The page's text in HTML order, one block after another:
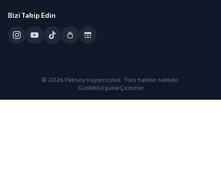
Bizi Takip Edin
© 2026 Paksoy Kuyumculuk. Tüm hakları saklıdır.
GizlilikKoşullarÇerezler